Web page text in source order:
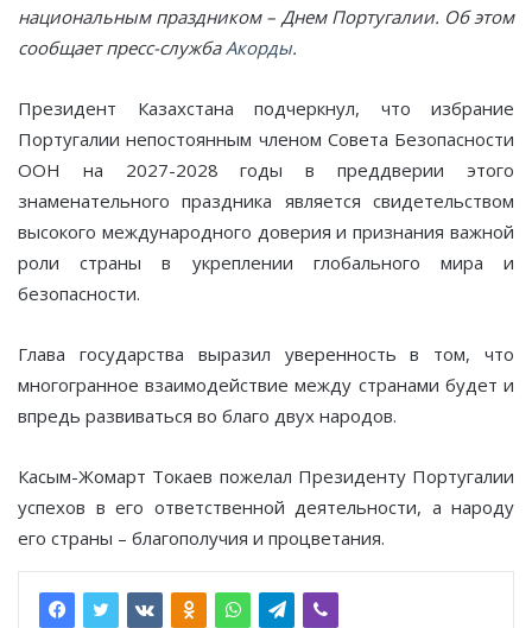
национальным праздником – Днем Португалии. Об этом
сообщает пресс-службаАкорды.
Президент Казахстана подчеркнул, что избрание
Португалии непостоянным членом Совета Безопасности
ООН на 2027-2028 годы в преддверии этого
знаменательного праздника является свидетельством
высокого международного доверия и признания важной
роли страны в укреплении глобального мира и
безопасности.
Глава государства выразил уверенность в том, что
многогранное взаимодействие между странами будет и
впредь развиваться во благо двух народов.
Касым-Жомарт Токаев пожелал Президенту Португалии
успехов в его ответственной деятельности, а народу
его страны – благополучия и процветания.